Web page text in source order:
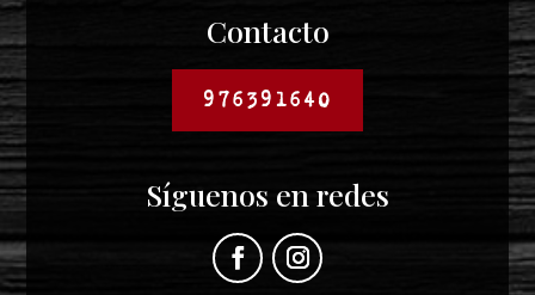
Contacto
976391640
Síguenos en redes